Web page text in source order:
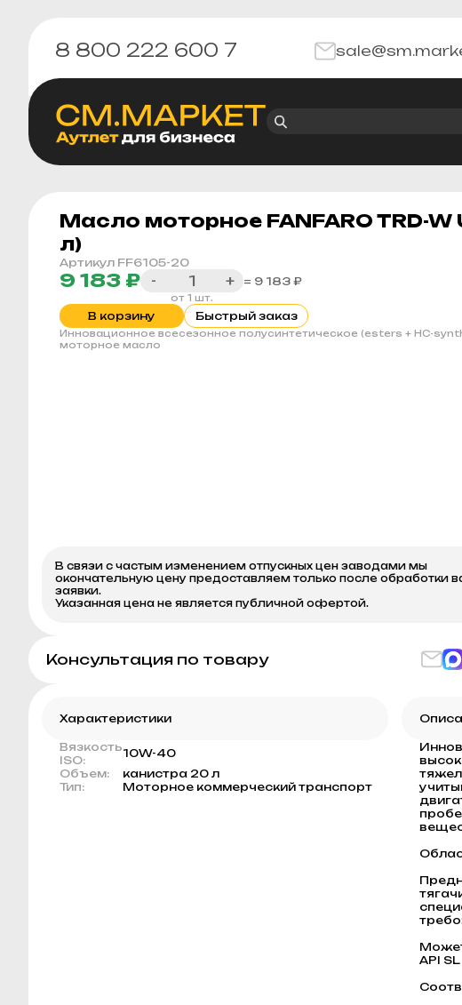
8 800 222 600 7
Масло моторное FANFARO TRD-W
л)
Артикул FF6105-20
9 183 ₽ - +
от 1 шт.
= 9 183 ₽
В корзину Быстрый заказ
Инновационное всесезонное полусинтетическое (esters + HC-
моторное масло
В связи с частым изменением отпускных цен заводами мы
окончательную цену предоставляем только после обработки
заявки.
Указанная цена не является публичной офертой.
Консультация по товару
Характеристики
Вязкость
ISO:
10W-40
Объем:
канистра 20 л
Тип:
Моторное коммерческий транспорт
API